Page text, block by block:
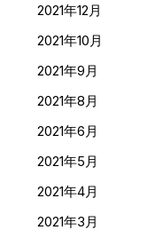
2021年12月
2021年10月
2021年9月
2021年8月
2021年6月
2021年5月
2021年4月
2021年3月